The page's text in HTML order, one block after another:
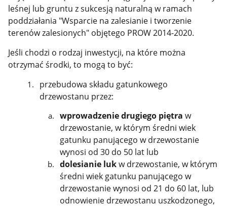
leśnej lub gruntu z sukcesją naturalną w ramach
poddziałania "Wsparcie na zalesianie i tworzenie
terenów zalesionych" objętego PROW 2014-2020.
Jeśli chodzi o rodzaj inwestycji, na które można
otrzymać środki, to mogą to być:
przebudowa składu gatunkowego
drzewostanu przez:
wprowadzenie drugiego piętra w
drzewostanie, w którym średni wiek
gatunku panującego w drzewostanie
wynosi od 30 do 50 lat lub
dolesianie lukw drzewostanie, w którym
średni wiek gatunku panującego w
drzewostanie wynosi od 21 do 60 lat, lub
odnowienie drzewostanu uszkodzonego,